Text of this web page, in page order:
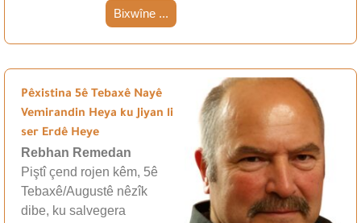
Bixwîne ...
Pêxistina 5ê Tebaxê Nayê
Vemirandin Heya ku Jiyan li
ser Erdê Heye
Rebhan Remedan
Piştî çend rojen kêm, 5ê
Tebaxê/Augustê nêzîk
dibe, ku salvegera